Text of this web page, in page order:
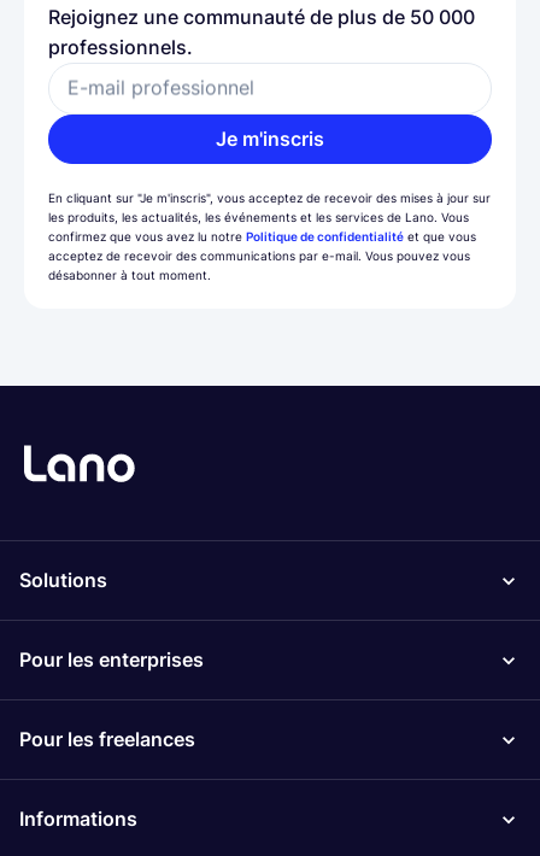
Rejoignez une communauté de plus de 50 000
professionnels.
E-mail professionnel
Je m'inscris
En cliquant sur "Je m'inscris", vous acceptez de recevoir des mises à jour sur
les produits, les actualités, les événements et les services de Lano. Vous
confirmez que vous avez lu notre Politique de confidentialité et que vous
acceptez de recevoir des communications par e-mail. Vous pouvez vous
désabonner à tout moment.
Solutions
Pour les enterprises
Pour les freelances
Informations